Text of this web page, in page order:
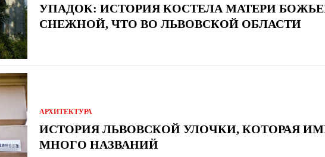
УПАДОК: ИСТОРИЯ КОСТЕЛА МАТЕРИ
СНЕЖНОЙ, ЧТО ВО ЛЬВОВСКОЙ ОБЛАСТИ
АРХИТЕКТУРА
ИСТОРИЯ ЛЬВОВСКОЙ УЛОЧКИ, КОТОРАЯ
МНОГО НАЗВАНИЙ